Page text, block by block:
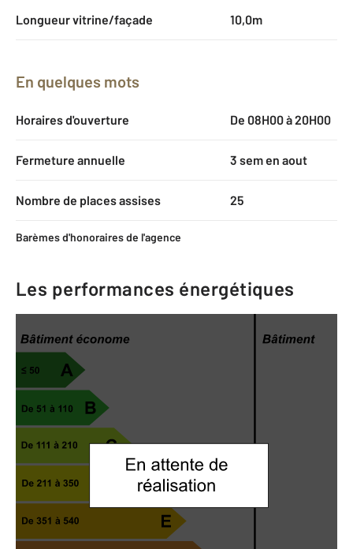
Longueur vitrine/façade 10,0m
En quelques mots
Horaires d'ouverture De 08H00 à 20H00
Fermeture annuelle 3 sem en aout
Nombre de places assises 25
Barèmes d'honoraires de l'agence
Les performances énergétiques